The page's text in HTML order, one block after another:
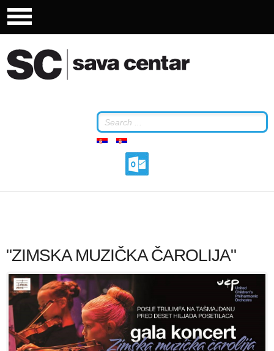
"ZIMSKA MUZIČKA ČAROLIJA"